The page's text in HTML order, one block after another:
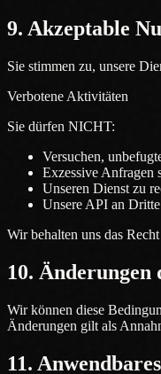
9. Akzeptable
Sie stimmen zu, unsere
Verbotene Aktivitäten
Sie dürfen NICHT:
Versuchen,
Exzessive Anfragen
Unseren Dienst zu
Unsere API an
Wir behalten uns das
10. Änderungen
Wir können diese
Änderungen gilt als
11.